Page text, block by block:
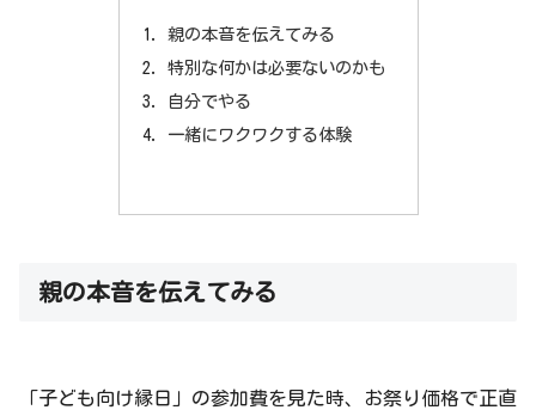
親の本音を伝えてみる
特別な何かは必要ないのかも
自分でやる
一緒にワクワクする体験
親の本音を伝えてみる
「子ども向け縁日」の参加費を見た時、お祭り価格で正直